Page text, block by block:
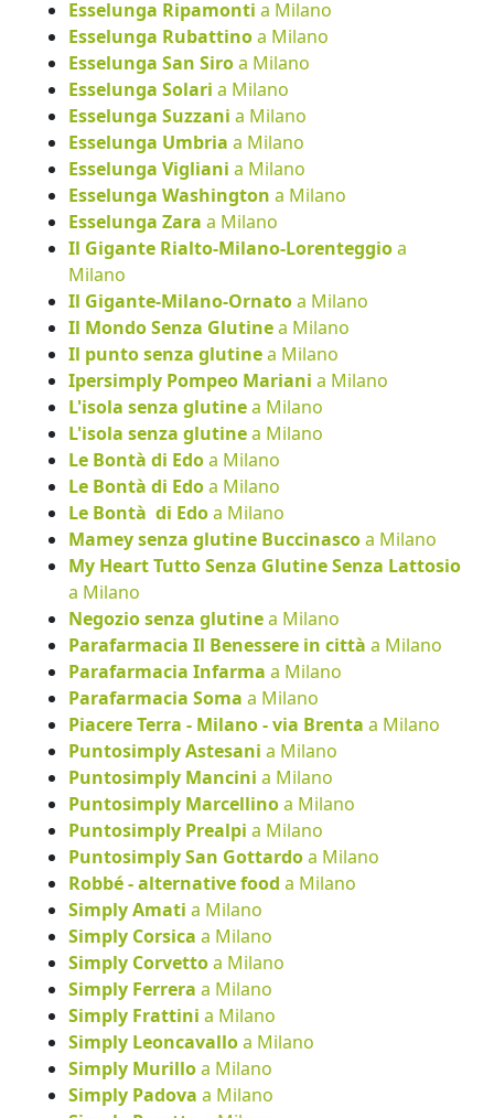
Esselunga Ripamonti a Milano
Esselunga Rubattinoa Milano
Esselunga San Siroa Milano
Esselunga Solari a Milano
Esselunga Suzzani a Milano
Esselunga Umbria a Milano
Esselunga Vigliani a Milano
Esselunga Washington a Milano
Esselunga Zara a Milano
Il Gigante Rialto-Milano-Lorenteggioa
Milano
Il Gigante-Milano-Ornatoa Milano
Il Mondo Senza Glutinea Milano
Il punto senza glutinea Milano
Ipersimply Pompeo Mariani a Milano
L'isola senza glutinea Milano
L'isola senza glutinea Milano
Le Bontà di Edoa Milano
Le Bontà di Edoa Milano
Le Bontà di Edoa Milano
Mamey senza glutine Buccinascoa Milano
My Heart Tutto Senza Glutine Senza Lattosio
a Milano
Negozio senza glutinea Milano
Parafarmacia Il Benessere in città a Milano
Parafarmacia Infarma a Milano
Parafarmacia Soma a Milano
Piacere Terra - Milano - via Brenta a Milano
Puntosimply Astesani a Milano
Puntosimply Mancini a Milano
Puntosimply Marcellinoa Milano
Puntosimply Prealpi a Milano
Puntosimply San Gottardoa Milano
Robbé - alternative food a Milano
Simply Amati a Milano
Simply Corsica a Milano
Simply Corvettoa Milano
Simply Ferrera a Milano
Simply Frattini a Milano
Simply Leoncavalloa Milano
Simply Murilloa Milano
Simply Padova a Milano